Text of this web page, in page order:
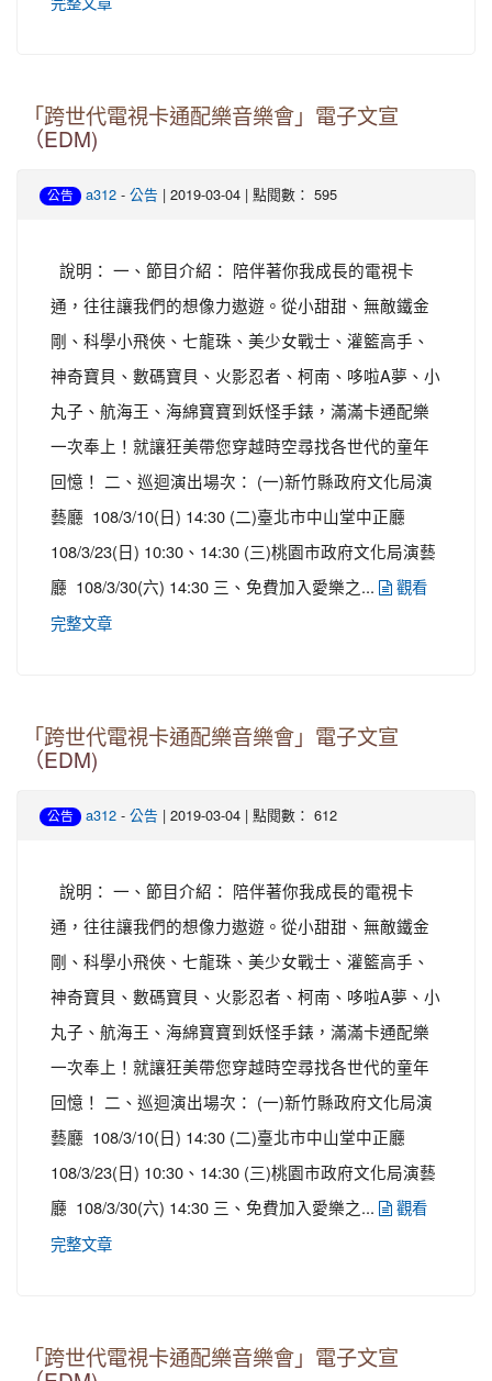
完整文章
「跨世代電視卡通配樂音樂會」電子文宣
（EDM)
公告 a312 - 公告 | 2019-03-04 | 點閱數： 595
說明： 一、節目介紹： 陪伴著你我成長的電視卡
通，往往讓我們的想像力遨遊。從小甜甜、無敵鐵金
剛、科學小飛俠、七龍珠、美少女戰士、灌籃高手、
神奇寶貝、數碼寶貝、火影忍者、柯南、哆啦A夢、小
丸子、航海王、海綿寶寶到妖怪手錶，滿滿卡通配樂
一次奉上！就讓狂美帶您穿越時空尋找各世代的童年
回憶！ 二、巡迴演出場次： (一)新竹縣政府文化局演
藝廳 108/3/10(日) 14:30 (二)臺北市中山堂中正廳
108/3/23(日) 10:30、14:30 (三)桃園市政府文化局演藝
廳 108/3/30(六) 14:30 三、免費加入愛樂之...
觀看
完整文章
「跨世代電視卡通配樂音樂會」電子文宣
（EDM)
公告 a312 - 公告 | 2019-03-04 | 點閱數： 612
說明： 一、節目介紹： 陪伴著你我成長的電視卡
通，往往讓我們的想像力遨遊。從小甜甜、無敵鐵金
剛、科學小飛俠、七龍珠、美少女戰士、灌籃高手、
神奇寶貝、數碼寶貝、火影忍者、柯南、哆啦A夢、小
丸子、航海王、海綿寶寶到妖怪手錶，滿滿卡通配樂
一次奉上！就讓狂美帶您穿越時空尋找各世代的童年
回憶！ 二、巡迴演出場次： (一)新竹縣政府文化局演
藝廳 108/3/10(日) 14:30 (二)臺北市中山堂中正廳
108/3/23(日) 10:30、14:30 (三)桃園市政府文化局演藝
廳 108/3/30(六) 14:30 三、免費加入愛樂之...
觀看
完整文章
「跨世代電視卡通配樂音樂會」電子文宣